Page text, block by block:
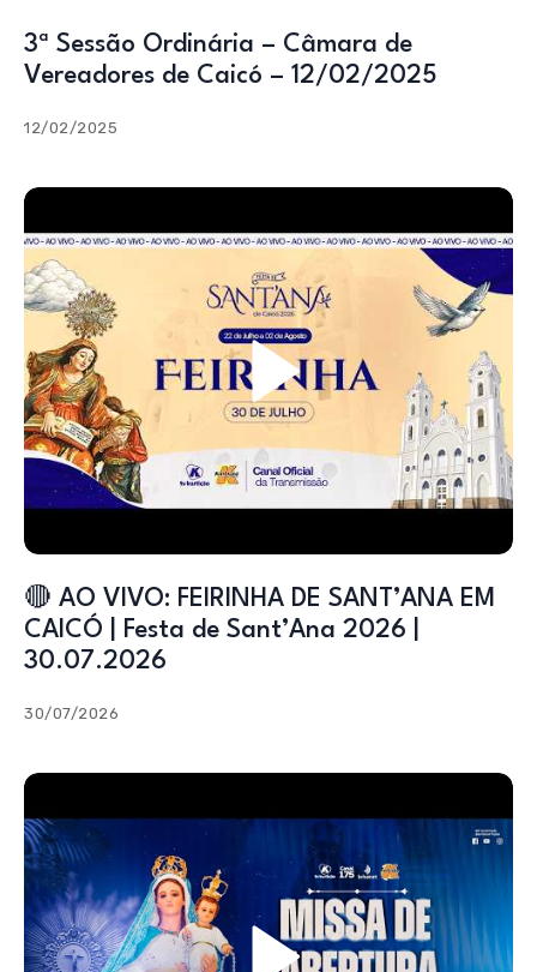
3ª Sessão Ordinária – Câmara de
Vereadores de Caicó – 12/02/2025
12/02/2025
🔴 AO VIVO: FEIRINHA DE SANT’ANA EM
CAICÓ | Festa de Sant’Ana 2026 |
30.07.2026
30/07/2026